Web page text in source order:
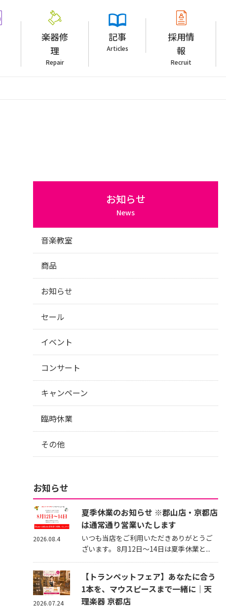
楽器修
理
Repair
記事
Articles
採用情
報
Recruit
お知らせ
News
音楽教室
商品
お知らせ
セール
イベント
コンサート
キャンペーン
臨時休業
その他
お知らせ
夏季休業のお知らせ ※郡山店・京都店
は通常通り営業いたします
いつも当店をご利用いただきありがとうご
ざいます。 8月12日～14日は夏季休業と...
2026.08.4
【トランペットフェア】あなたに合う
1本を、マウスピースまで一緒に｜天
理楽器 京都店
2026.07.24